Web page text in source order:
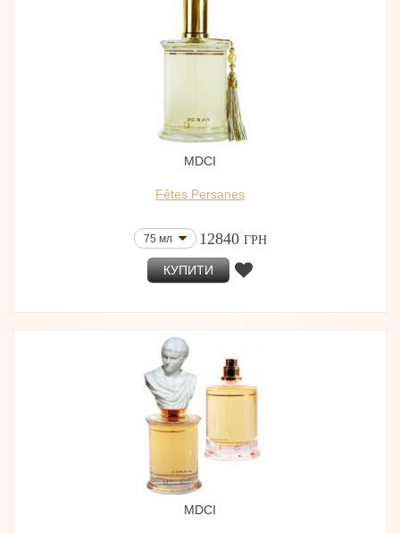
MDCI
Fêtes Persanes
75 мл 12840 ГРН
КУПИТИ
MDCI